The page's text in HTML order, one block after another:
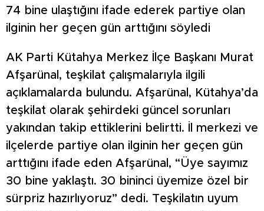
74 bine ulaştığını ifade ederek partiye olan
ilginin her geçen gün arttığını söyledi
AK Parti Kütahya Merkez İlçe Başkanı Murat
Afşarünal, teşkilat çalışmalarıyla ilgili
açıklamalarda bulundu. Afşarünal, Kütahya’da
teşkilat olarak şehirdeki güncel sorunları
yakından takip ettiklerini belirtti. İl merkezi ve
ilçelerde partiye olan ilginin her geçen gün
arttığını ifade eden Afşarünal, “Üye sayımız
30 bine yaklaştı. 30 bininci üyemize özel bir
sürpriz hazırlıyoruz” dedi. Teşkilatın uyum